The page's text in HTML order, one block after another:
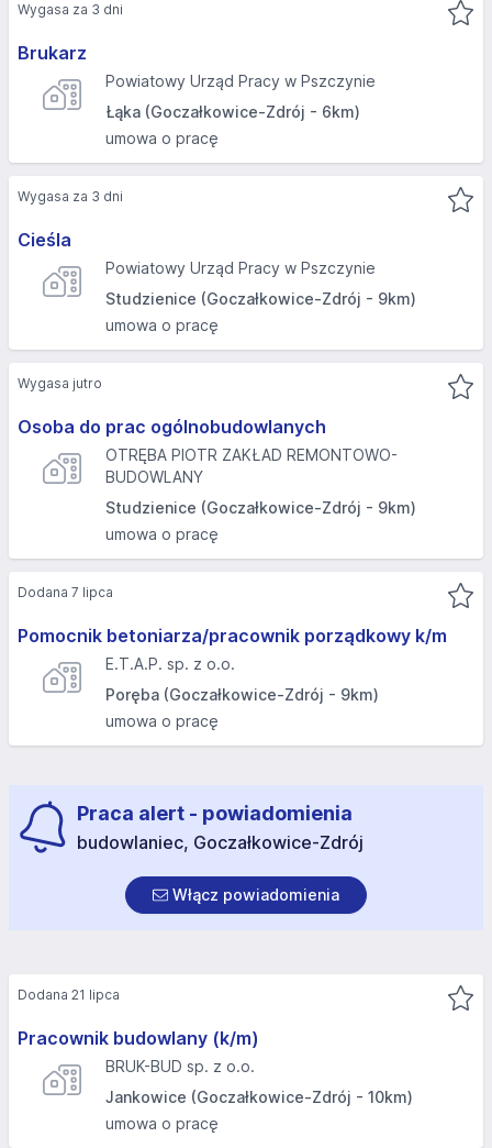
Brukarz
Powiatowy Urząd Pracy w Pszczynie
Łąka (Goczałkowice-Zdrój - 6km)
umowa o pracę
Wygasa za 3 dni
Cieśla
Powiatowy Urząd Pracy w Pszczynie
Studzienice (Goczałkowice-Zdrój - 9km)
umowa o pracę
Wygasa za 3 dni
Osoba do prac ogólnobudowlanych
OTRĘBA PIOTR ZAKŁAD REMONTOWO-
BUDOWLANY
Studzienice (Goczałkowice-Zdrój - 9km)
umowa o pracę
Wygasa jutro
Pomocnik betoniarza/pracownik porządkowy k/m
E.T.A.P. sp. z o.o.
Poręba (Goczałkowice-Zdrój - 9km)
umowa o pracę
Dodana 7 lipca
Praca alert - powiadomienia
budowlaniec, Goczałkowice-Zdrój
Włącz powiadomienia
Pracownik budowlany (k/m)
BRUK-BUD sp. z o.o.
Jankowice (Goczałkowice-Zdrój - 10km)
umowa o pracę
Dodana 21 lipca